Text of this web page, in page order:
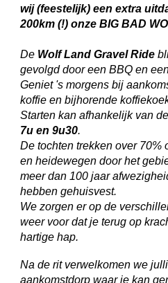
wij (feestelijk) een extra
200km (!) onze BIG BAD
De Wolf Land Gravel Ride
gevolgd door een BBQ en
Geniet 's morgens bij
koffie en bijhorende
Starten kan afhankelijk van
7u en 9u30.
De tochten trekken over 70%
en heidewegen door het
meer dan 100 jaar
hebben gehuisvest.
We zorgen er op de
weer voor dat je terug op
hartige hap.
Na de rit verwelkomen we
aankomstdorp waar je kan